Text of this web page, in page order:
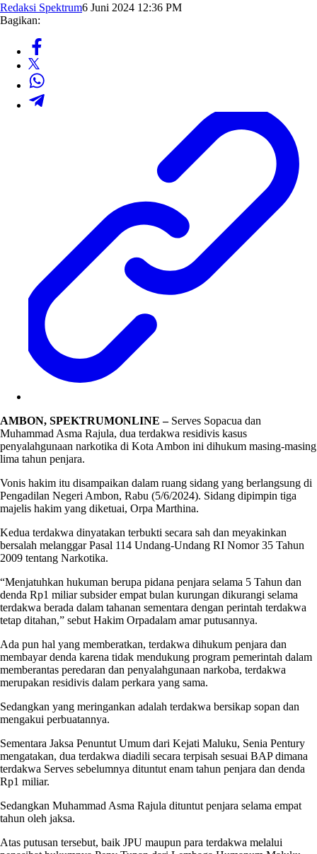
Redaksi Spektrum6 Juni 2024 12:36 PM
Bagikan:
AMBON, SPEKTRUMONLINE – Serves Sopacua dan
Muhammad Asma Rajula, dua terdakwa residivis kasus
penyalahgunaan narkotika di Kota Ambon ini dihukum masing-masing
lima tahun penjara.
Vonis hakim itu disampaikan dalam ruang sidang yang berlangsung di
Pengadilan Negeri Ambon, Rabu (5/6/2024). Sidang dipimpin tiga
majelis hakim yang diketuai, Orpa Marthina.
Kedua terdakwa dinyatakan terbukti secara sah dan meyakinkan
bersalah melanggar Pasal 114 Undang-Undang RI Nomor 35 Tahun
2009 tentang Narkotika.
“Menjatuhkan hukuman berupa pidana penjara selama 5 Tahun dan
denda Rp1 miliar subsider empat bulan kurungan dikurangi selama
terdakwa berada dalam tahanan sementara dengan perintah terdakwa
tetap ditahan,” sebut Hakim Orpadalam amar putusannya.
Ada pun hal yang memberatkan, terdakwa dihukum penjara dan
membayar denda karena tidak mendukung program pemerintah dalam
memberantas peredaran dan penyalahgunaan narkoba, terdakwa
merupakan residivis dalam perkara yang sama.
Sedangkan yang meringankan adalah terdakwa bersikap sopan dan
mengakui perbuatannya.
Sementara Jaksa Penuntut Umum dari Kejati Maluku, Senia Pentury
mengatakan, dua terdakwa diadili secara terpisah sesuai BAP dimana
terdakwa Serves sebelumnya dituntut enam tahun penjara dan denda
Rp1 miliar.
Sedangkan Muhammad Asma Rajula dituntut penjara selama empat
tahun oleh jaksa.
Atas putusan tersebut, baik JPU maupun para terdakwa melalui